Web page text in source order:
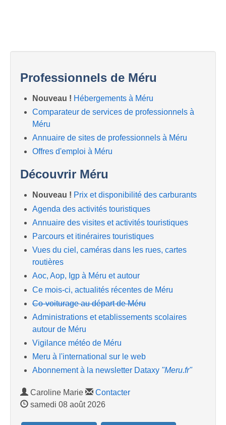
Professionnels de Méru
Nouveau ! Hébergements à Méru
Comparateur de services de professionnels à
Méru
Annuaire de sites de professionnels à Méru
Offres d'emploi à Méru
Découvrir Méru
Nouveau ! Prix et disponibilité des carburants
Agenda des activités touristiques
Annuaire des visites et activités touristiques
Parcours et itinéraires touristiques
Vues du ciel, caméras dans les rues, cartes
routières
Aoc, Aop, Igp à Méru et autour
Ce mois-ci, actualités récentes de Méru
Co-voiturage au départ de Méru
Administrations et etablissements scolaires
autour de Méru
Vigilance météo de Méru
Meru à l'international sur le web
Abonnement à la newsletter Dataxy "Meru.fr"
Caroline Marie
Contacter
samedi 08 août 2026